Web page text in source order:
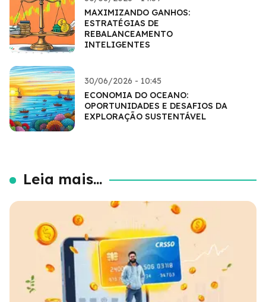
MAXIMIZANDO GANHOS:
ESTRATÉGIAS DE
REBALANCEAMENTO
INTELIGENTES
30/06/2026 - 10:45
ECONOMIA DO OCEANO:
OPORTUNIDADES E DESAFIOS DA
EXPLORAÇÃO SUSTENTÁVEL
Leia mais...